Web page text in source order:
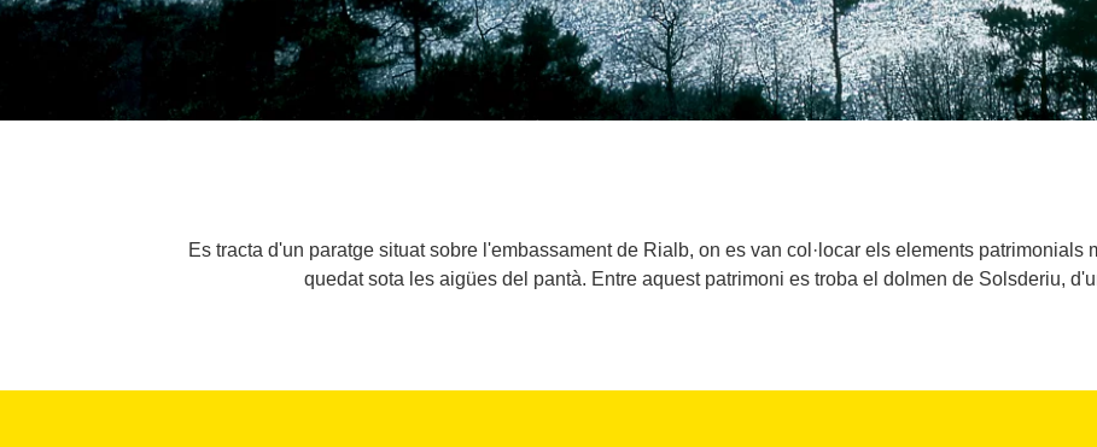
Es tracta d'un paratge situat sobre l'embassament de Rialb, on es van col·locar els elements patrimonials
quedat sota les aigües del pantà. Entre aquest patrimoni es troba el dolmen de Solsderiu,